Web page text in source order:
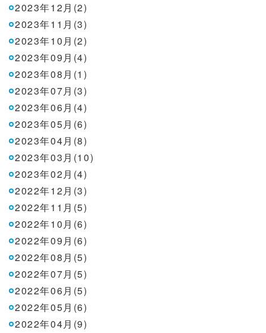
2023年12月(2)
2023年11月(3)
2023年10月(2)
2023年09月(4)
2023年08月(1)
2023年07月(3)
2023年06月(4)
2023年05月(6)
2023年04月(8)
2023年03月(10)
2023年02月(4)
2022年12月(3)
2022年11月(5)
2022年10月(6)
2022年09月(6)
2022年08月(5)
2022年07月(5)
2022年06月(5)
2022年05月(6)
2022年04月(9)